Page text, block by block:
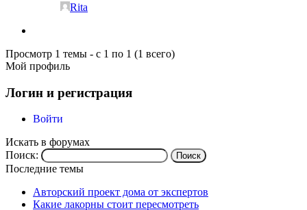
Rita
Просмотр 1 темы - с 1 по 1 (1 всего)
Мой профиль
Логин и регистрация
Войти
Искать в форумах
Поиск:
Последние темы
Авторский проект дома от экспертов
Какие лакорны стоит пересмотреть